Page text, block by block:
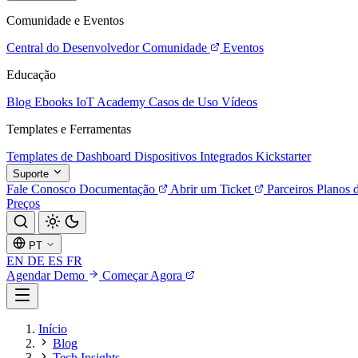
Comunidade e Eventos
Central do Desenvolvedor Comunidade
Eventos
Educação
Blog Ebooks IoT Academy Casos de Uso Vídeos
Templates e Ferramentas
Templates de Dashboard Dispositivos Integrados Kickstarter
Suporte
Fale Conosco Documentação Abrir um Ticket Parceiros Planos
Preços
PT
EN DE ES FR
Agendar Demo
Começar Agora
Início
Blog